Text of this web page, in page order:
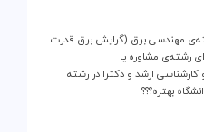
مهندسی برق (گرایش برق قدرت
رشته‌ی مشاوره یا
کارشناسی ارشد و دکترا در رشته
بهتره؟؟؟